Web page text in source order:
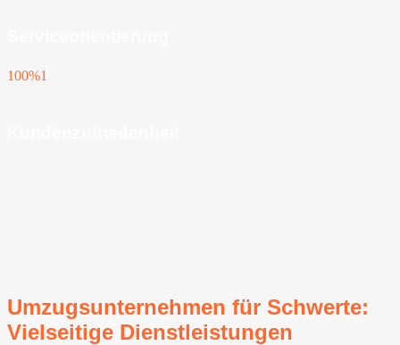
100%1
Umzugsunternehmen für Schwerte:
Vielseitige Dienstleistungen